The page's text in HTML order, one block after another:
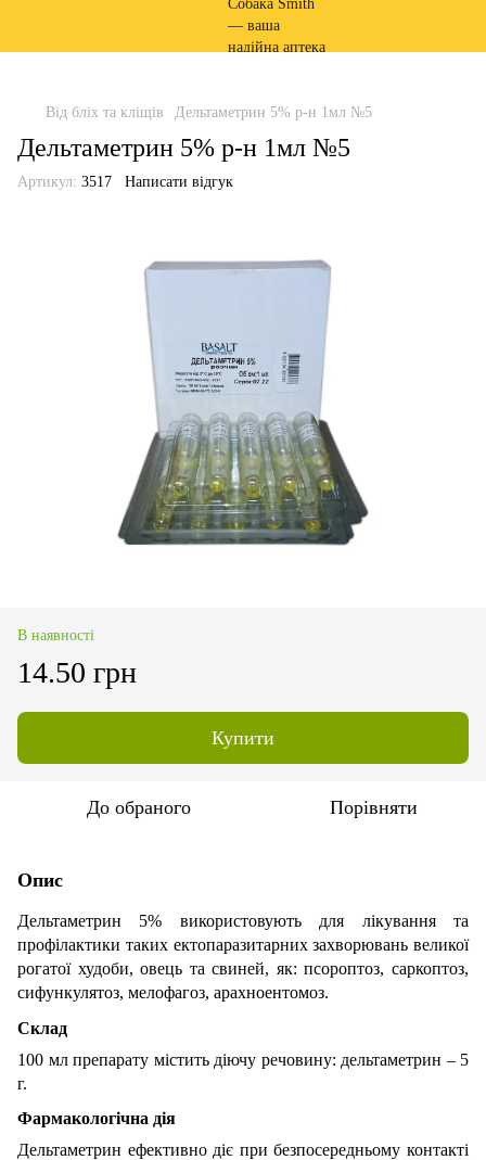
Від бліх та кліщів Дельтаметрин 5% р-н 1мл №5
Дельтаметрин 5% р-н 1мл №5
Артикул: 3517 Написати відгук
В наявності
14.50 грн
Купити
До обраного Порівняти
Опис
Дельтаметрин 5% використовують для лікування та
профілактики таких ектопаразитарних захворювань великої
рогатої худоби, овець та свиней, як: псороптоз, саркоптоз,
сифункулятоз, мелофагоз, арахноентомоз.
Склад
100 мл препарату містить діючу речовину: дельтаметрин – 5
г.
Фармакологічна дія
Дельтаметрин ефективно діє при безпосередньому контакті